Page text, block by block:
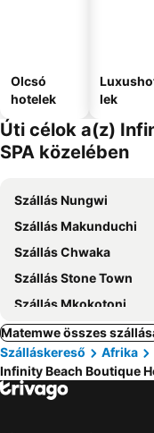
Olcsó
hotelek
lek
Úti célok a(z)
SPA közelében
Szállás Nungwi
Szállás Makunduchi
Szállás Chwaka
Szállás Stone Town
Szállás Mkokotoni
Matemwe összes
Szálláskereső
Afrika
Infinity Beach Boutique